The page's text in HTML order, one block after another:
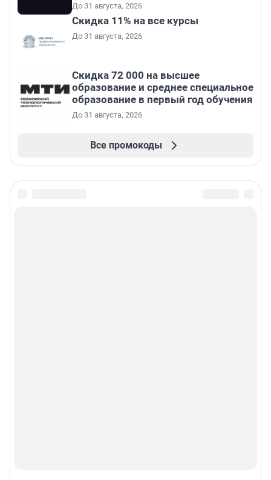
До 31 августа, 2026
Скидка 11% на все курсы
До 31 августа, 2026
Скидка 72 000 на высшее
образование и среднее специальное
образование в первый год обучения
До 31 августа, 2026
Все промокоды